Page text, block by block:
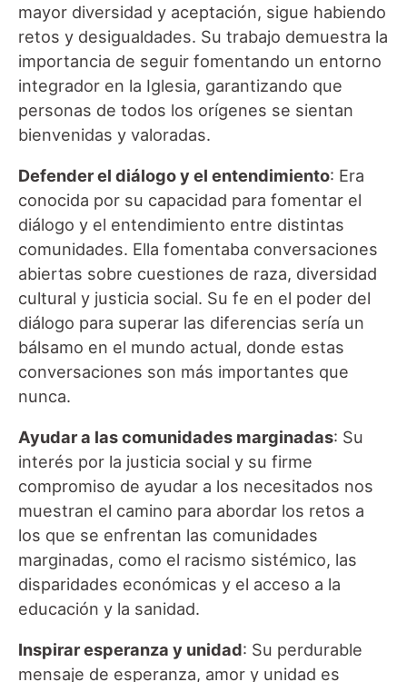
mayor diversidad y aceptación, sigue habiendo
retos y desigualdades. Su trabajo demuestra la
importancia de seguir fomentando un entorno
integrador en la Iglesia, garantizando que
personas de todos los orígenes se sientan
bienvenidas y valoradas.
Defender el diálogo y el entendimiento: Era
conocida por su capacidad para fomentar el
diálogo y el entendimiento entre distintas
comunidades. Ella fomentaba conversaciones
abiertas sobre cuestiones de raza, diversidad
cultural y justicia social. Su fe en el poder del
diálogo para superar las diferencias sería un
bálsamo en el mundo actual, donde estas
conversaciones son más importantes que
nunca.
Ayudar a las comunidades marginadas: Su
interés por la justicia social y su firme
compromiso de ayudar a los necesitados nos
muestran el camino para abordar los retos a
los que se enfrentan las comunidades
marginadas, como el racismo sistémico, las
disparidades económicas y el acceso a la
educación y la sanidad.
Inspirar esperanza y unidad: Su perdurable
mensaje de esperanza, amor y unidad es